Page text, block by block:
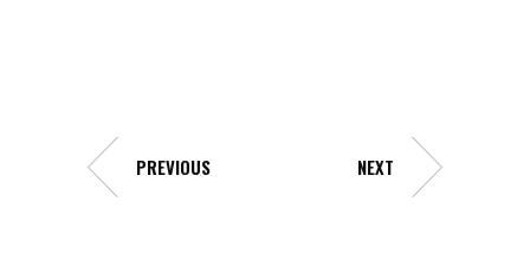
PREVIOUS NEXT